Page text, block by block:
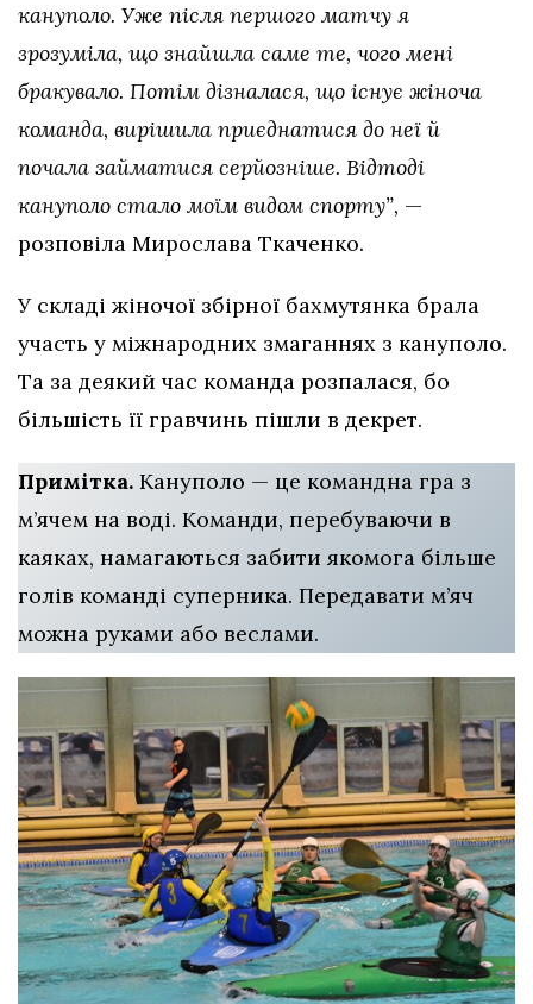
кануполо. Уже після першого матчу я
зрозуміла, що знайшла саме те, чого мені
бракувало. Потім дізналася, що існує жіноча
команда, вирішила приєднатися до неї й
почала займатися серйозніше. Відтоді
кануполо стало моїм видом спорту”, —
розповіла Мирослава Ткаченко.
У складі жіночої збірної бахмутянка брала
участь у міжнародних змаганнях з кануполо.
Та за деякий час команда розпалася, бо
більшість її гравчинь пішли в декрет.
Примітка. Кануполо — це командна гра з
м’ячем на воді. Команди, перебуваючи в
каяках, намагаються забити якомога більше
голів команді суперника. Передавати м’яч
можна руками або веслами.